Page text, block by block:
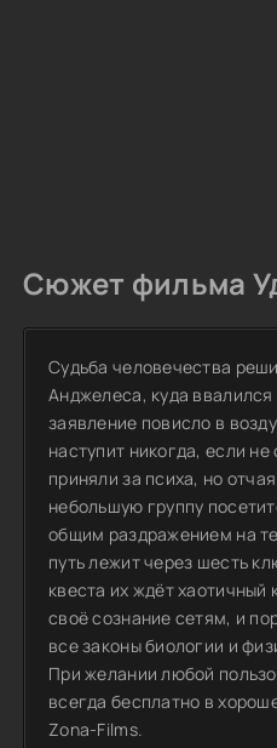
Сюжет фильма
Судьба человечества
Анджелеса, куда
заявление повисло в
наступит никогда, если
приняли за психа, но
небольшую группу
общим раздражением на
путь лежит через шесть
квеста их ждёт
своё сознание сетям, и
все законы биологии и
При желании любой
всегда бесплатно в
Zona-Films.